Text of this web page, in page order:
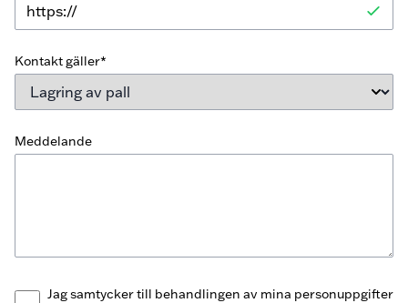
Kontakt gäller*
Meddelande
Jag samtycker till behandlingen av mina personuppgifter